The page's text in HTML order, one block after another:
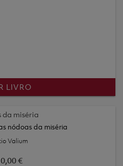
LIVRO
nódoas da miséria
Valium
€